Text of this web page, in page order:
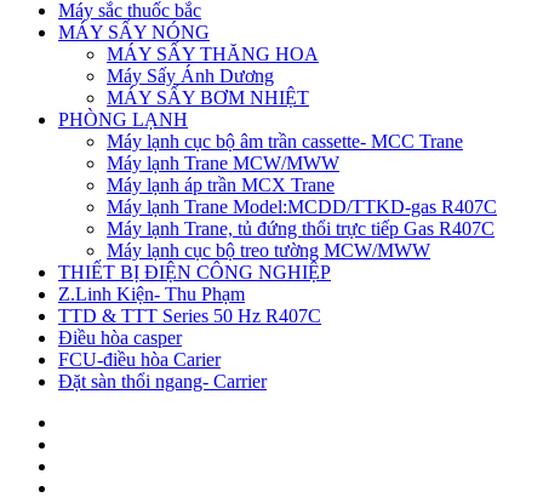
Máy sắc thuốc bắc
MÁY SẤY NÓNG
MÁY SẤY THĂNG HOA
Máy Sấy Ánh Dương
MÁY SẤY BƠM NHIỆT
PHÒNG LẠNH
Máy lạnh cục bộ âm trần cassette- MCC Trane
Máy lạnh Trane MCW/MWW
Máy lạnh áp trần MCX Trane
Máy lạnh Trane Model:MCDD/TTKD-gas R407C
Máy lạnh Trane, tủ đứng thổi trực tiếp Gas R407C
Máy lạnh cục bộ treo tường MCW/MWW
THIẾT BỊ ĐIỆN CÔNG NGHIỆP
Z.Linh Kiện- Thu Phạm
TTD & TTT Series 50 Hz R407C
Điều hòa casper
FCU-điều hòa Carier
Đặt sàn thổi ngang- Carrier